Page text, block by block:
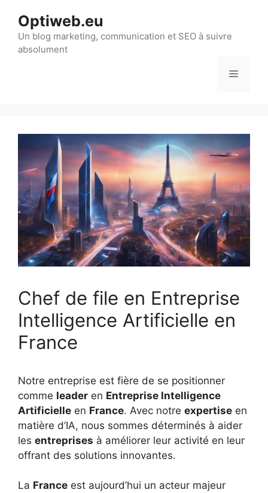
Optiweb.eu
Un blog marketing, communication et SEO à suivre
absolument
Menu
Chef de file en Entreprise
Intelligence Artificielle en
France
Notre entreprise est fière de se positionner
comme leader en Entreprise Intelligence
Artificielle en France. Avec notre expertise en
matière d’IA, nous sommes déterminés à aider
les entreprises à améliorer leur activité en leur
offrant des solutions innovantes.
La France est aujourd’hui un acteur majeur